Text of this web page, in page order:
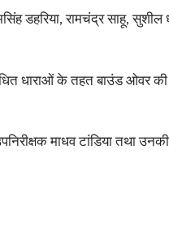
डहरिया, रामचंद्र साहू,
धाराओं के तहत बाउंड ओवर की
माधव टांडिया तथा